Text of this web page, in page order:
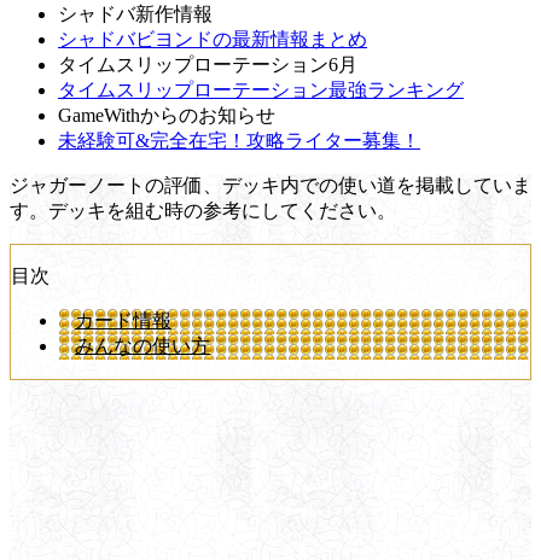
シャドバ新作情報
シャドバビヨンドの最新情報まとめ
タイムスリップローテーション6月
タイムスリップローテーション最強ランキング
GameWithからのお知らせ
未経験可&完全在宅！攻略ライター募集！
ジャガーノートの評価、デッキ内での使い道を掲載していま
す。デッキを組む時の参考にしてください。
目次
カード情報
みんなの使い方